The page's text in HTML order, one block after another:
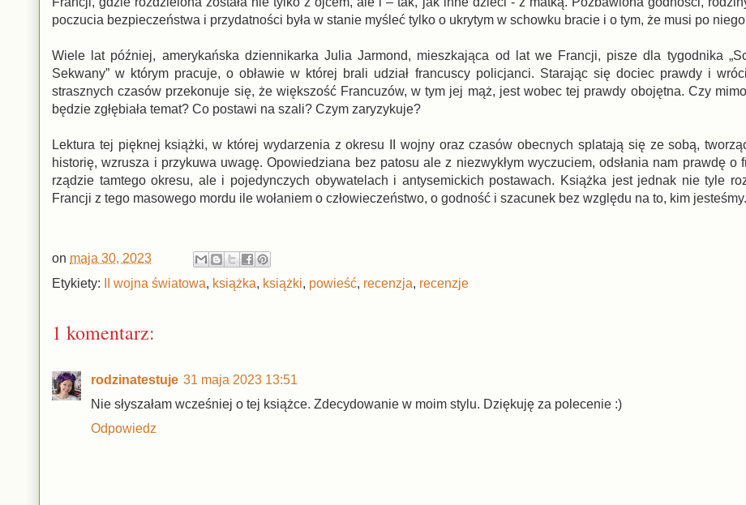
poczucia bezpieczeństwa i przydatności była w stanie myśleć tylko o ukrytym w schowku bracie i o tym, że musi po
Wiele lat później, amerykańska dziennikarka Julia Jarmond, mieszkająca od lat we Francji, pisze dla tygodnika
Sekwany” w którym pracuje, o obławie w której brali udział francuscy policjanci. Starając się dociec prawdy i
strasznych czasów przekonuje się, że większość Francuzów, w tym jej mąż, jest wobec tej prawdy obojętna. Czy
będzie zgłębiała temat? Co postawi na szali? Czym zaryzykuje?
Lektura tej pięknej książki, w której wydarzenia z okresu II wojny oraz czasów obecnych splatają się ze sobą,
historię, wzrusza i przykuwa uwagę. Opowiedziana bez patosu ale z niezwykłym wyczuciem, odsłania nam prawdę o
rządzie tamtego okresu, ale i pojedynczych obywatelach i antysemickich postawach. Książka jest jednak nie tyle
Francji z tego masowego mordu ile wołaniem o człowieczeństwo, o godność i szacunek bez względu na to, kim jesteśmy.
on maja 30, 2023
Etykiety:
II wojna światowa, książka, książki, powieść, recenzja, recenzje
1 komentarz:
rodzinatestuje 31 maja 2023 13:51
Nie słyszałam wcześniej o tej książce. Zdecydowanie w moim stylu. Dziękuję za polecenie :)
Odpowiedz